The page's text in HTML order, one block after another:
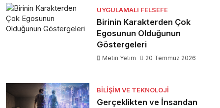
UYGULAMALI FELSEFE
Birinin Karakterden Çok
Egosunun Olduğunun
Göstergeleri
Metin Yetim 20 Temmuz 2026
BILIŞIM VE TEKNOLOJI
Gerçeklikten ve İnsandan